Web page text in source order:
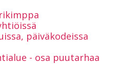
päiväkodeissa
- osa puutarhaa